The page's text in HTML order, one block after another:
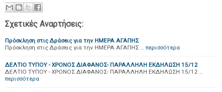
Σχετικές Αναρτήσεις:
Πρόσκληση στις Δράσεις για την ΗΜΕΡΑ ΑΓΑΠΗΣ
Πρόσκληση στις Δράσεις για την ΗΜΕΡΑ ΑΓΑΠΗΣ … περισσότερα
ΔΕΛΤΙΟ ΤΥΠΟΥ - ΧΡΟΝΟΣ ΔΙΑΦΑΝΟΣ- ΠΑΡΑΛΛΗΛΗ ΕΚΔΗΛΩΣΗ 15/12
ΔΕΛΤΙΟ ΤΥΠΟΥ - ΧΡΟΝΟΣ ΔΙΑΦΑΝΟΣ- ΠΑΡΑΛΛΗΛΗ ΕΚΔΗΛΩΣΗ 15/12 …
περισσότερα